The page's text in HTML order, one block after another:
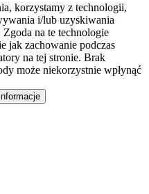
korzystamy z technologii,
i/lub uzyskiwania
na te technologie
jak zachowanie podczas
na tej stronie. Brak
może niekorzystnie wpłynąć
Informacje